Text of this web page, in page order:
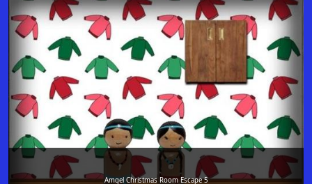
Amgel Christmas Room Escape 5